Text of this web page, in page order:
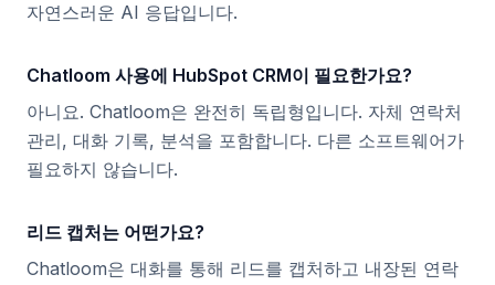
자연스러운 AI 응답입니다.
Chatloom 사용에 HubSpot CRM이 필요한가요?
아니요. Chatloom은 완전히 독립형입니다. 자체 연락처
관리, 대화 기록, 분석을 포함합니다. 다른 소프트웨어가
필요하지 않습니다.
리드 캡처는 어떤가요?
Chatloom은 대화를 통해 리드를 캡처하고 내장된 연락